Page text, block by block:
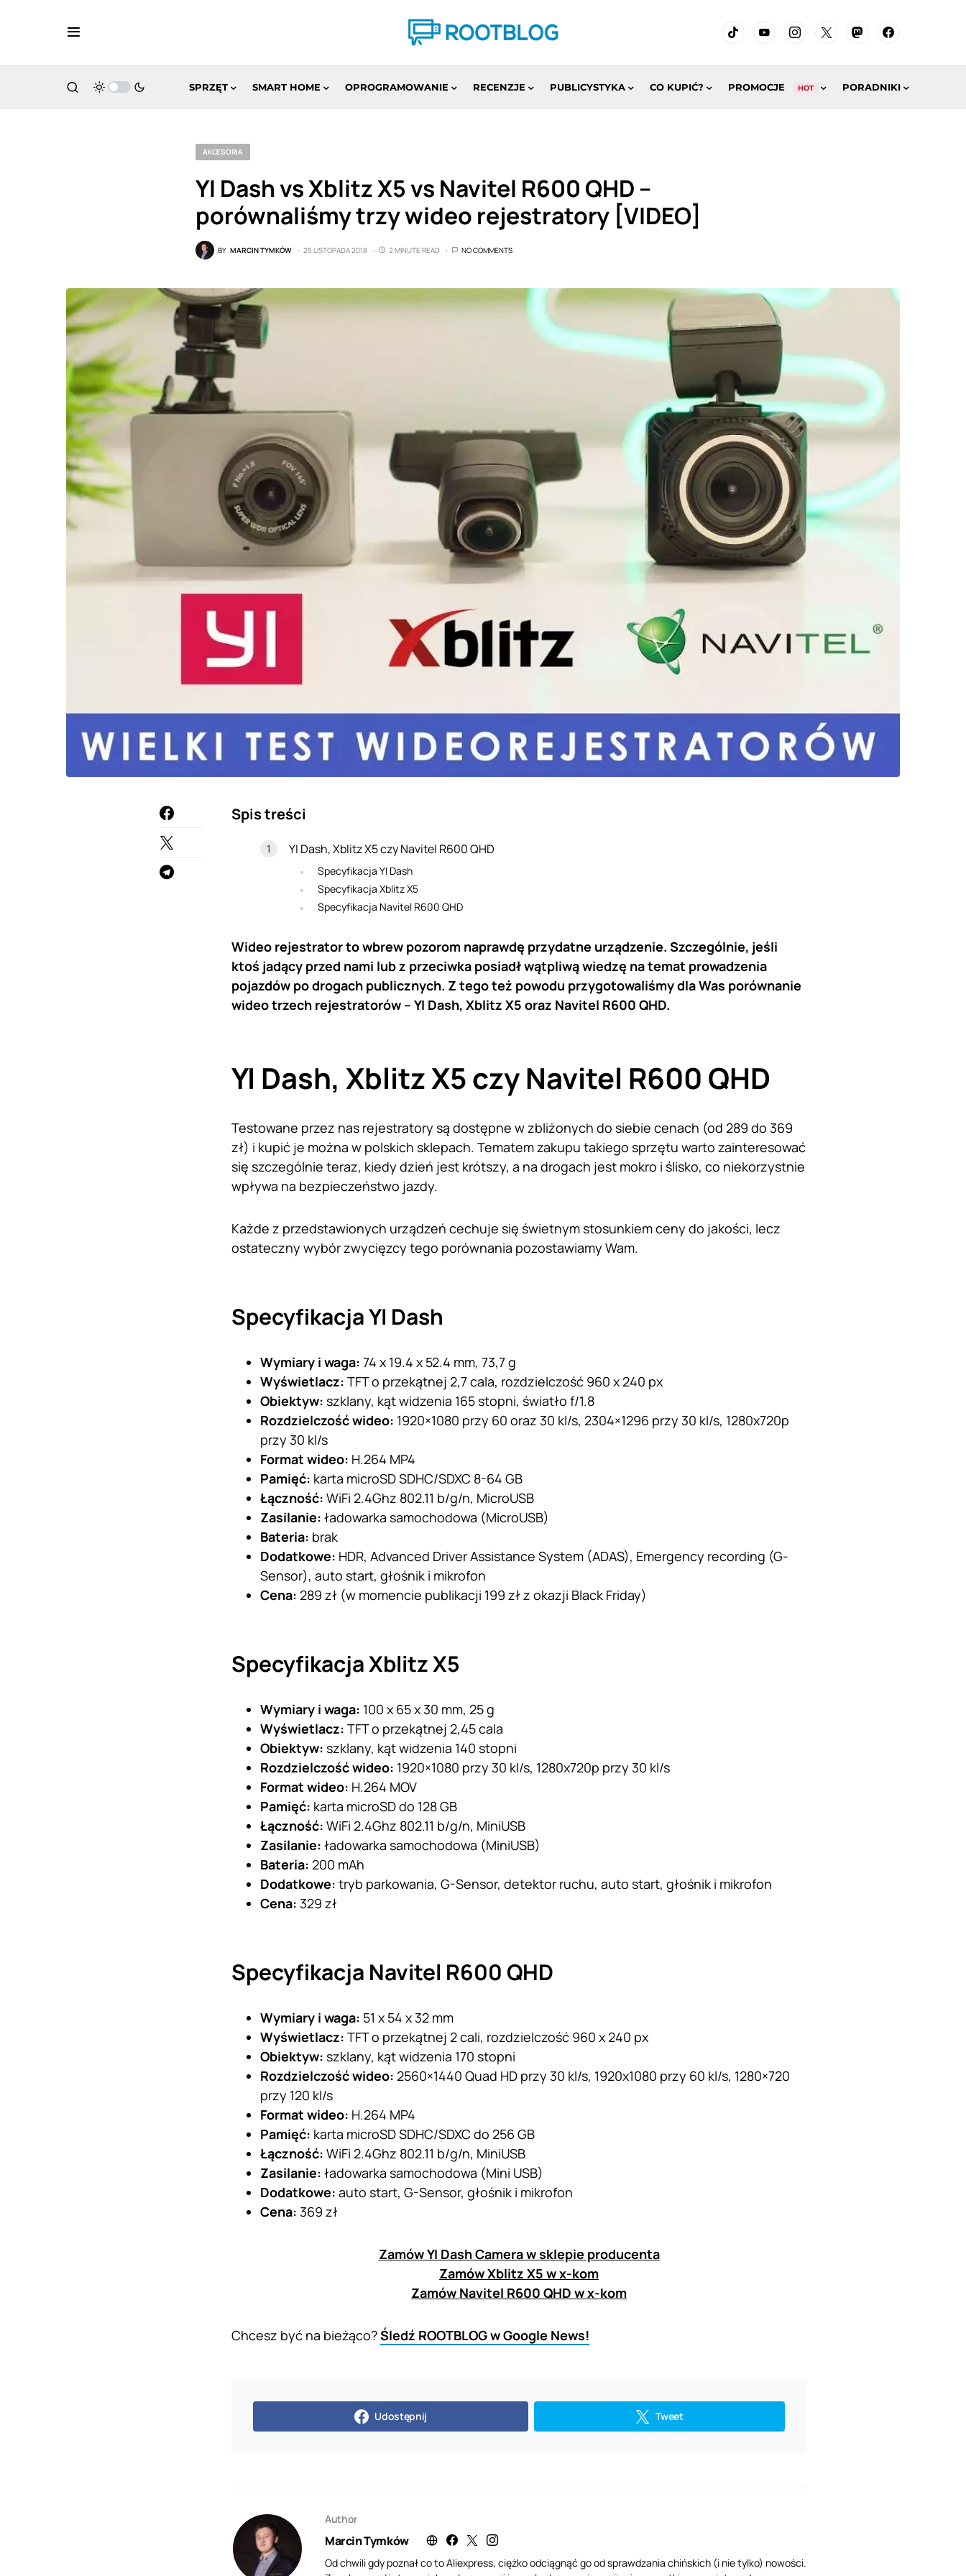
SPRZĘT SMART HOME OPROGRAMOWANIE RECENZJE PUBLICYSTYKA CO KUPIĆ? PROMOCJE HOT PORADNIKI
AKCESORIA
YI Dash vs Xblitz X5 vs Navitel R600 QHD –
porównaliśmy trzy wideo rejestratory [VIDEO]
BY MARCIN TYMKÓW 25 LISTOPADA 2018 2 MINUTE READ NO COMMENTS
Spis treści
YI Dash, Xblitz X5 czy Navitel R600 QHD
Specyfikacja YI Dash
Specyfikacja Xblitz X5
Specyfikacja Navitel R600 QHD
Wideo rejestrator to wbrew pozorom naprawdę przydatne urządzenie. Szczególnie, jeśli
ktoś jadący przed nami lub z przeciwka posiadł wątpliwą wiedzę na temat prowadzenia
pojazdów po drogach publicznych. Z tego też powodu przygotowaliśmy dla Was porównanie
wideo trzech rejestratorów – YI Dash, Xblitz X5 oraz Navitel R600 QHD.
YI Dash, Xblitz X5 czy Navitel R600 QHD
Testowane przez nas rejestratory są dostępne w zbliżonych do siebie cenach (od 289 do 369
zł) i kupić je można w polskich sklepach. Tematem zakupu takiego sprzętu warto zainteresować
się szczególnie teraz, kiedy dzień jest krótszy, a na drogach jest mokro i ślisko, co niekorzystnie
wpływa na bezpieczeństwo jazdy.
Każde z przedstawionych urządzeń cechuje się świetnym stosunkiem ceny do jakości, lecz
ostateczny wybór zwycięzcy tego porównania pozostawiamy Wam.
Specyfikacja YI Dash
Wymiary i waga: 74 x 19.4 x 52.4 mm, 73,7 g
Wyświetlacz: TFT o przekątnej 2,7 cala, rozdzielczość 960 x 240 px
Obiektyw: szklany, kąt widzenia 165 stopni, światło f/1.8
Rozdzielczość wideo: 1920×1080 przy 60 oraz 30 kl/s, 2304×1296 przy 30 kl/s, 1280x720p
przy 30 kl/s
Format wideo: H.264 MP4
Pamięć: karta microSD SDHC/SDXC 8-64 GB
Łączność: WiFi 2.4Ghz 802.11 b/g/n, MicroUSB
Zasilanie: ładowarka samochodowa (MicroUSB)
Bateria: brak
Dodatkowe: HDR, Advanced Driver Assistance System (ADAS), Emergency recording (G-
Sensor), auto start, głośnik i mikrofon
Cena: 289 zł (w momencie publikacji 199 zł z okazji Black Friday)
Specyfikacja Xblitz X5
Wymiary i waga: 100 x 65 x 30 mm, 25 g
Wyświetlacz: TFT o przekątnej 2,45 cala
Obiektyw: szklany, kąt widzenia 140 stopni
Rozdzielczość wideo: 1920×1080 przy 30 kl/s, 1280x720p przy 30 kl/s
Format wideo: H.264 MOV
Pamięć: karta microSD do 128 GB
Łączność: WiFi 2.4Ghz 802.11 b/g/n, MiniUSB
Zasilanie: ładowarka samochodowa (MiniUSB)
Bateria: 200 mAh
Dodatkowe: tryb parkowania, G-Sensor, detektor ruchu, auto start, głośnik i mikrofon
Cena: 329 zł
Specyfikacja Navitel R600 QHD
Wymiary i waga: 51 x 54 x 32 mm
Wyświetlacz: TFT o przekątnej 2 cali, rozdzielczość 960 x 240 px
Obiektyw: szklany, kąt widzenia 170 stopni
Rozdzielczość wideo: 2560×1440 Quad HD przy 30 kl/s, 1920х1080 przy 60 kl/s, 1280×720
przy 120 kl/s
Format wideo: H.264 MP4
Pamięć: karta microSD SDHC/SDXC do 256 GB
Łączność: WiFi 2.4Ghz 802.11 b/g/n, MiniUSB
Zasilanie: ładowarka samochodowa (Mini USB)
Dodatkowe: auto start, G-Sensor, głośnik i mikrofon
Cena: 369 zł
Zamów YI Dash Camera w sklepie producenta
Zamów Xblitz X5 w x-kom
Zamów Navitel R600 QHD w x-kom
Chcesz być na bieżąco?Śledź ROOTBLOG w Google News!
Udostępnij Tweet
Author
Marcin Tymków
Od chwili gdy poznał co to Aliexpress, ciężko odciągnąć go od sprawdzania chińskich (i nie tylko) nowości.